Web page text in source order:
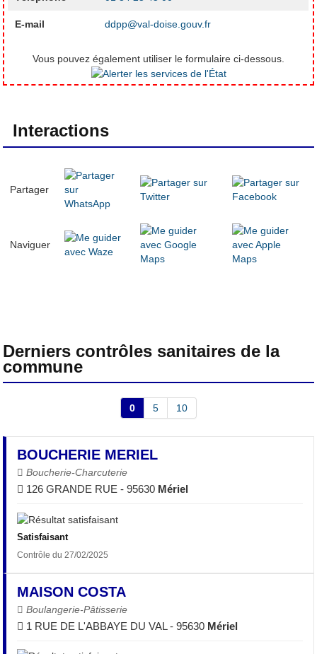
E-mail ddpp@val-doise.gouv.fr
Vous pouvez également utiliser le formulaire ci-dessous.
Interactions
Partager
Naviguer
Derniers contrôles sanitaires de la
commune
0 5 10
BOUCHERIE MERIEL
Boucherie-Charcuterie
126 GRANDE RUE - 95630 Mériel
Satisfaisant
Contrôle du 27/02/2025
MAISON COSTA
Boulangerie-Pâtisserie
1 RUE DE L'ABBAYE DU VAL - 95630 Mériel